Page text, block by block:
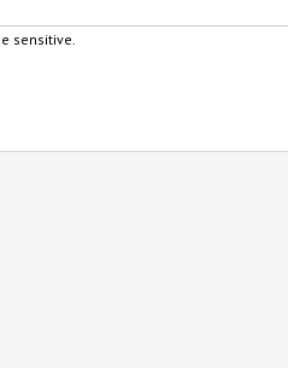
sensitive.